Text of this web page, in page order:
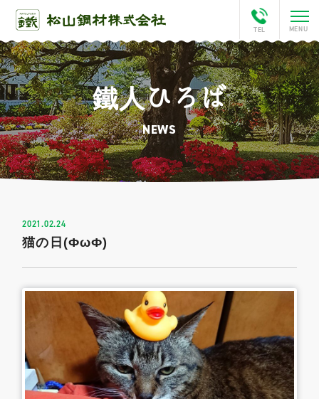
ホーム
会社案内
This is Matsuyama
鐵人ひろば
鐵人ひろば
NEWS
2021.02.24
猫の日(ФωФ)